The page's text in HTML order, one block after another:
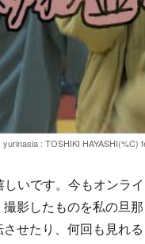
yurinasia : TOSHIKI HAYASHI(%C)
いです。今もオンラ
影したものを私の旦
せたり、何回も見れ